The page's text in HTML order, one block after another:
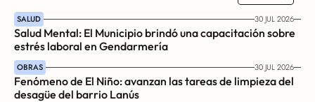
SALUD 30 JUL 2026
Salud Mental: El Municipio brindó una capacitación sobre
estrés laboral en Gendarmería
OBRAS 30 JUL 2026
Fenómeno de El Niño: avanzan las tareas de limpieza del
desagüe del barrio Lanús